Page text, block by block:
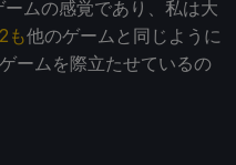
ムの感覚であり、私は大
も他のゲームと同じように
ームを際立たせているの